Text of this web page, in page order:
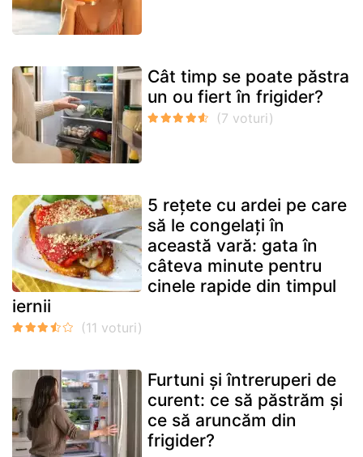
Cât timp se poate păstra
un ou fiert în frigider?
5 rețete cu ardei pe care
să le congelați în
această vară: gata în
câteva minute pentru
cinele rapide din timpul
iernii
Furtuni și întreruperi de
curent: ce să păstrăm și
ce să aruncăm din
frigider?